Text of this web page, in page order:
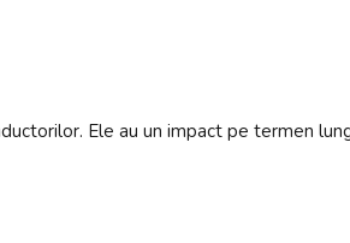
Ele au un impact pe termen